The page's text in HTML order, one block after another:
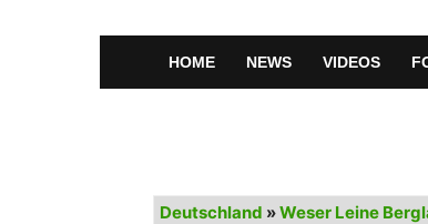
HOME NEWS VIDEOS
Deutschland »Weser Leine